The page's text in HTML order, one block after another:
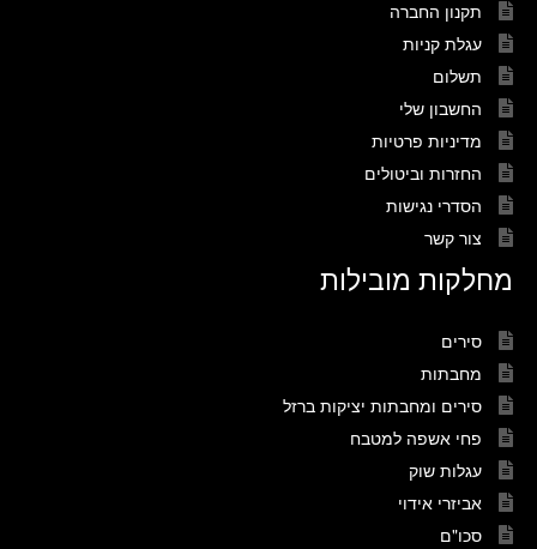
תקנון החברה
עגלת קניות
תשלום
החשבון שלי
מדיניות פרטיות
החזרות וביטולים
הסדרי נגישות
צור קשר
מחלקות מובילות
סירים
מחבתות
סירים ומחבתות יציקות ברזל
פחי אשפה למטבח
עגלות שוק
אביזרי אידוי
סכו"ם